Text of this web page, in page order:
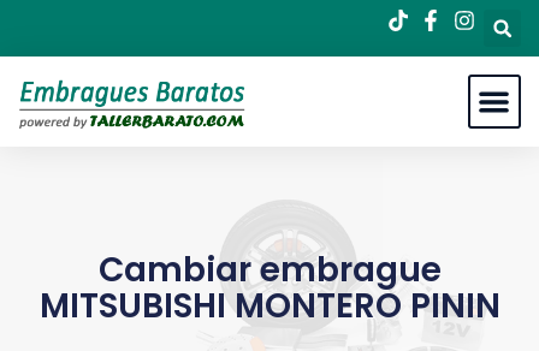
Cambiar embrague
MITSUBISHI MONTERO PININ